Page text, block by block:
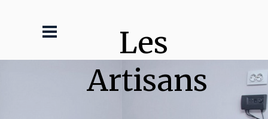
Les
Artisans